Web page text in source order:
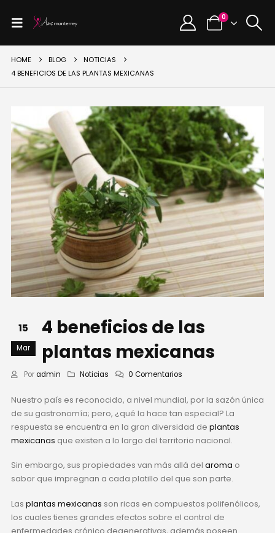
0
HOME BLOG
NOTICIAS
4 BENEFICIOS DE LAS PLANTAS MEXICANAS
15
Mar
4 beneficios de las
plantas mexicanas
Por admin Noticias 0 Comentarios
Nuestro país es reconocido, a nivel mundial, por la sazón única
de su gastronomía; pero, ¿qué la hace tan especial? La
respuesta se encuentra en la gran diversidad de plantas
mexicanas que existen a lo largo del territorio nacional.
Sin embargo, sus propiedades van más allá del aroma o
sabor que impregnan a cada platillo del que son parte.
Las plantas mexicanas son ricas en compuestos polifenólicos,
los cuales tienes grandes efectos sobre el control de